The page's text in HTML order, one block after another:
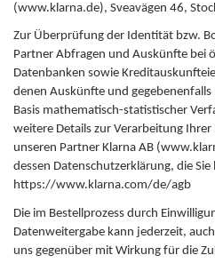
(www.klarna.de), Sveavägen 46,
Zur Überprüfung der Identität bzw.
Partner Abfragen und Auskünfte bei
Datenbanken sowie
denen Auskünfte und
Basis mathematisch-statistischer
weitere Details zur Verarbeitung
unseren Partner Klarna AB
dessen Datenschutzerklärung, die
https://www.klarna.com/de/agb
Die im Bestellprozess durch
Datenweitergabe kann jederzeit,
uns gegenüber mit Wirkung für die